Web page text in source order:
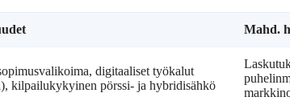
Mahd.
digitaaliset työkalut
kilpailukykyinen pörssi- ja hybridisähkö